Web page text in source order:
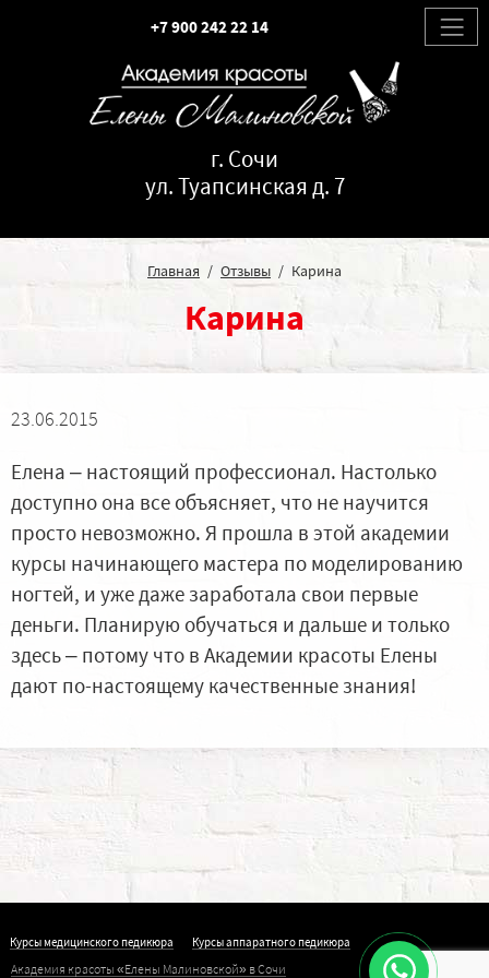
г. Сочи
ул. Туапсинская д. 7
+7 900 242 22 14
Главная Отзывы Карина
Карина
23.06.2015
Елена – настоящий профессионал. Настолько
доступно она все объясняет, что не научится
просто невозможно. Я прошла в этой академии
курсы начинающего мастера по моделированию
ногтей, и уже даже заработала свои первые
деньги. Планирую обучаться и дальше и только
здесь – потому что в Академии красоты Елены
дают по-настоящему качественные знания!
Курсы медицинского педикюра Курсы аппаратного педикюра
Академия красоты «Елены Малиновской» в Сочи